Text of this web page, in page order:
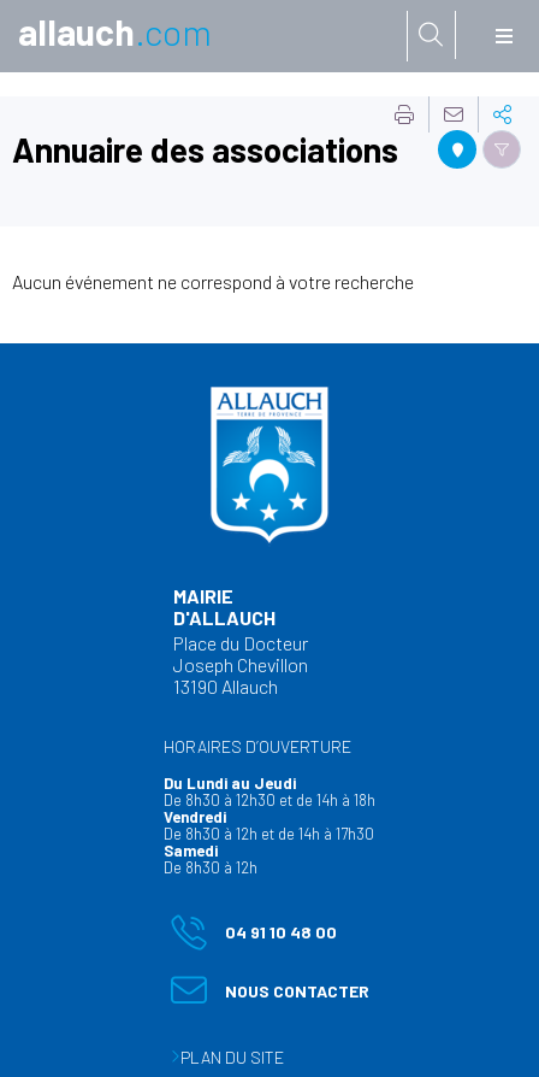
allauch.com
Annuaire des associations
Aucun événement ne correspond à votre recherche
MAIRIE
D'ALLAUCH
Place du Docteur
Joseph Chevillon
13190 Allauch
HORAIRES D’OUVERTURE
Du Lundi au Jeudi
De 8h30 à 12h30 et de 14h à 18h
Vendredi
De 8h30 à 12h et de 14h à 17h30
Samedi
De 8h30 à 12h
04 91 10 48 00
NOUS CONTACTER
PLAN DU SITE